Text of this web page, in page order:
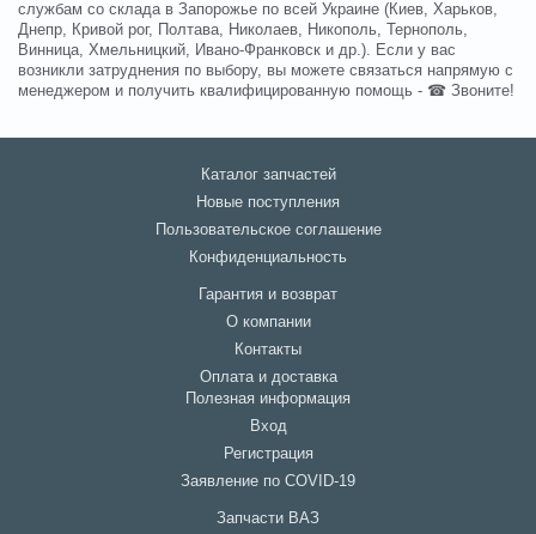
службам со склада в Запорожье по всей Украине (Киев, Харьков,
Днепр, Кривой рог, Полтава, Николаев, Никополь, Тернополь,
Винница, Хмельницкий, Ивано-Франковск и др.). Если у вас
возникли затруднения по выбору, вы можете связаться напрямую с
менеджером и получить квалифицированную помощь - ☎ Звоните!
Каталог запчастей
Новые поступления
Пользовательское соглашение
Конфиденциальность
Гарантия и возврат
О компании
Контакты
Оплата и доставка
Полезная информация
Вход
Регистрация
Заявление по COVID-19
Запчасти ВАЗ